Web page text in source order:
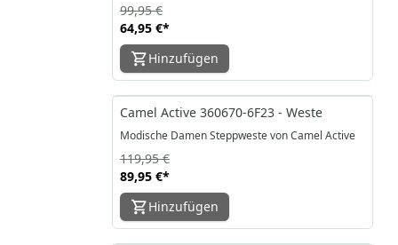
64,95 €*
99,95 €
Hinzufügen
-25%
Camel Active 360670-6F23 - Weste
Modische Damen Steppweste von Camel Active
89,95 €*
119,95 €
Hinzufügen